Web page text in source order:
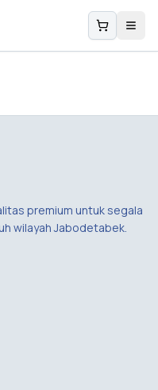
premium untuk segala
wilayah Jabodetabek.